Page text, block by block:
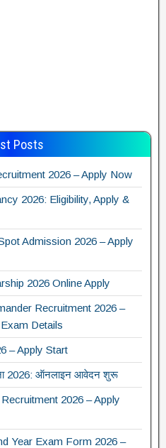
Posts
2026 – Apply Now
2026: Eligibility, Apply &
Admission 2026 – Apply
2026 Online Apply
Recruitment 2026 –
Details
– Apply Start
2026: ऑनलाइन आवेदन शुरू
2026 – Apply
Year Exam Form 2026 –